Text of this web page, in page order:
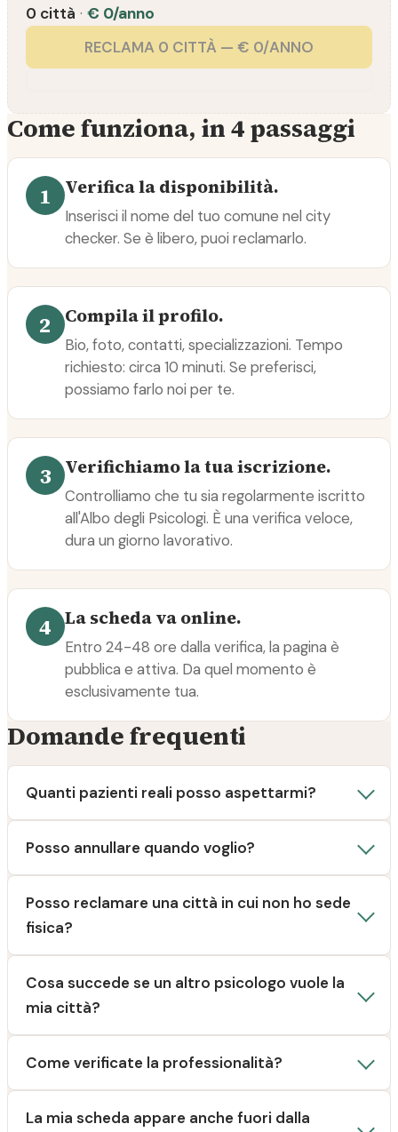
0 città · € 0/anno
RECLAMA 0 CITTÀ — € 0/ANNO
Come funziona, in 4 passaggi
1 Verifica la disponibilità.
Inserisci il nome del tuo comune nel city
checker. Se è libero, puoi reclamarlo.
2 Compila il profilo.
Bio, foto, contatti, specializzazioni. Tempo
richiesto: circa 10 minuti. Se preferisci,
possiamo farlo noi per te.
3 Verifichiamo la tua iscrizione.
Controlliamo che tu sia regolarmente iscritto
all'Albo degli Psicologi. È una verifica veloce,
dura un giorno lavorativo.
4 La scheda va online.
Entro 24-48 ore dalla verifica, la pagina è
pubblica e attiva. Da quel momento è
esclusivamente tua.
Domande frequenti
Quanti pazienti reali posso aspettarmi?
Posso annullare quando voglio?
Posso reclamare una città in cui non ho sede
fisica?
Cosa succede se un altro psicologo vuole la
mia città?
Come verificate la professionalità?
La mia scheda appare anche fuori dalla